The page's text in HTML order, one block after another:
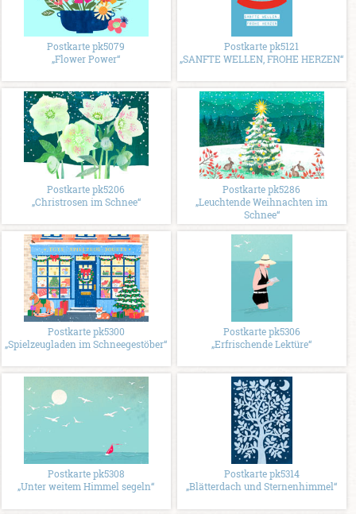
Postkarte pk5079
„Flower Power“
Postkarte pk5121
„SANFTE WELLEN, FROHE HERZEN“
Postkarte pk5206
„Christrosen im Schnee“
Postkarte pk5286
„Leuchtende Weihnachten im
Schnee“
Postkarte pk5300
„Spielzeugladen im Schneegestöber“
Postkarte pk5306
„Erfrischende Lektüre“
Postkarte pk5308
„Unter weitem Himmel segeln“
Postkarte pk5314
„Blätterdach und Sternenhimmel“